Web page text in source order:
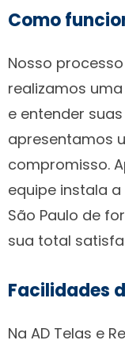
Como
Nosso
realizamos
e entender
apresentamos
compromisso.
equipe instala
São Paulo de
sua total
Facilidades
Na AD Telas e